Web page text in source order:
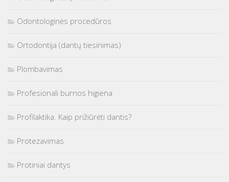
Odontologinės procedūros
Ortodontija (dantų tiesinimas)
Plombavimas
Profesionali burnos higiena
Profilaktika. Kaip prižiūrėti dantis?
Protezavimas
Protiniai dantys